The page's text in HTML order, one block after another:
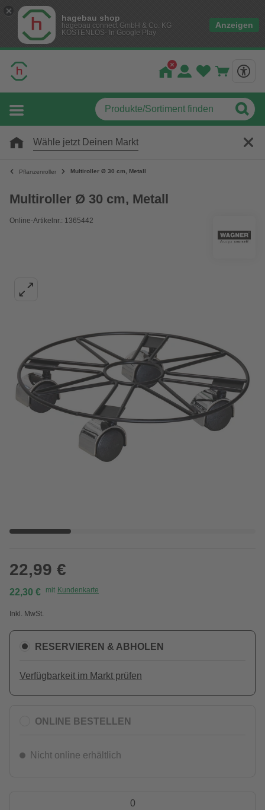
hagebau shop
hagebau connect GmbH & Co. KG
KOSTENLOS- In Google Play
Anzeigen
Wähle jetzt Deinen Markt
Pflanzenroller Multiroller Ø 30 cm, Metall
Multiroller Ø 30 cm, Metall
Online-Artikelnr.: 1365442
22,99 €
22,30 € mit Kundenkarte
Inkl. MwSt.
RESERVIEREN & ABHOLEN
Verfügbarkeit im Markt prüfen
ONLINE BESTELLEN
Nicht online erhältlich